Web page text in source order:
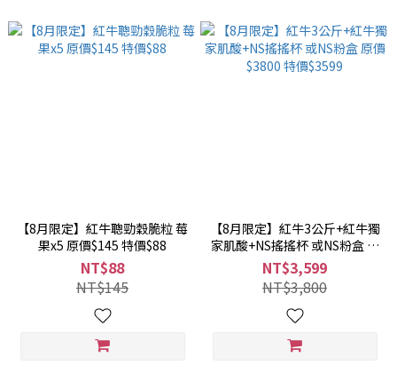
【8月限定】紅牛聰勁穀脆粒 莓
果x5 原價$145 特價$88
NT$88
NT$145
【8月限定】紅牛3公斤+紅牛獨
家肌酸+NS搖搖杯 或NS粉盒 原
價$3800 特價$3599
NT$3,599
NT$3,800